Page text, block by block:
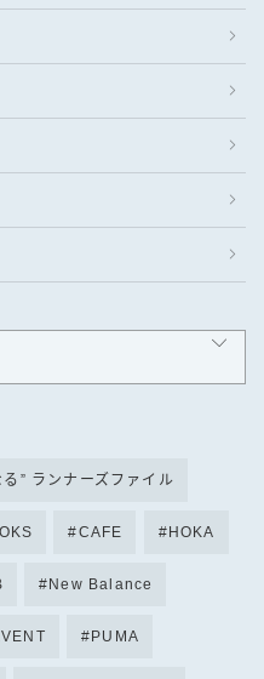
” ランナーズファイル
CAFE HOKA
New Balance
PUMA